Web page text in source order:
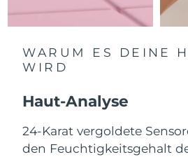
WARUM ES DEINE
WIRD
Haut-Analyse
24-Karat vergoldete
den Feuchtigkeitsgehalt
Monaco
Neuseeland
Norwegen
Oman